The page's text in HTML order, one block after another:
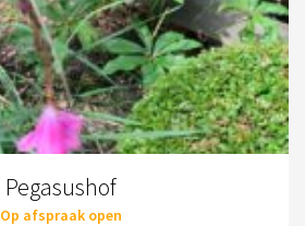
Pegasushof
Op afspraak open